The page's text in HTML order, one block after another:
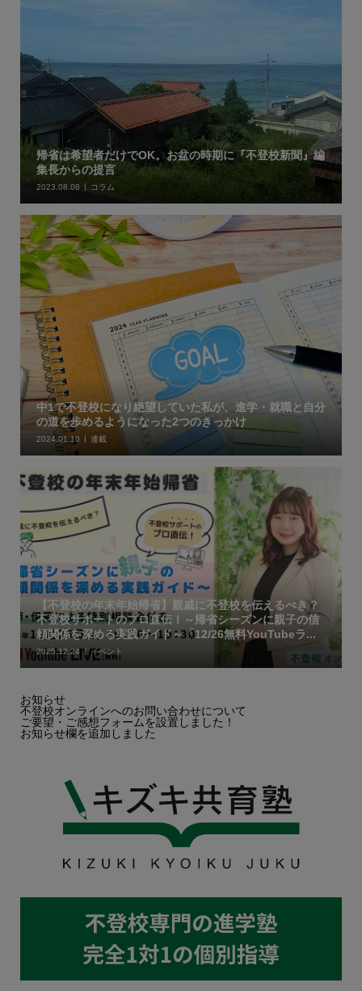
帰省は希望者だけでOK。お盆の時期に『不登校新聞』編
集長からの提言
2023.08.08 コラム
中1で不登校になり絶望していた私が、進学・就職と自分
の道を歩めるようになった2つのきっかけ
2024.01.10 連載
【不登校の年末年始帰省】親戚に不登校を伝えるべき？
不登校サポートのプロ直伝！～帰省シーズンに親子の信
頼関係を深める実践ガイド～「12/26無料YouTubeラ...
2025.12.24 イベント
お知らせ
不登校オンラインへのお問い合わせについて
ご要望・ご感想フォームを設置しました！
お知らせ欄を追加しました